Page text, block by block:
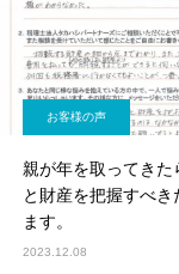
お客様の声
親が年を取ってきた
と財産を把握すべき
ます。
2023.12.08